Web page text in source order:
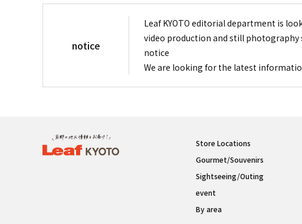
notice
Leaf KYOTO editorial department is
video production and still photography
notice
We are looking for the latest
Store Locations
Gourmet/Souvenirs
Sightseeing/Outing
event
By area